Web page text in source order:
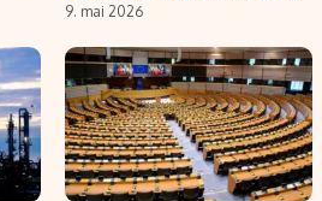
9. mai 2026